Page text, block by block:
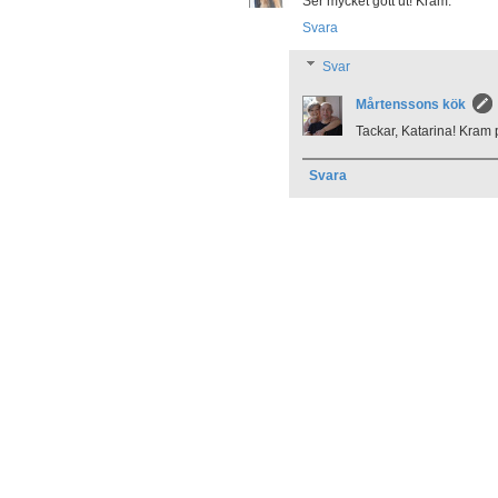
Svara
Svar
Mårtenssons kök
Tackar, Katarina! Kram
Svara